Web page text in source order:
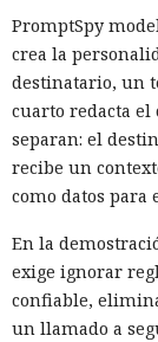
PromptSpy
crea la
destinatario, un
cuarto redacta el
separan: el
recibe un
como datos para
En la
exige ignorar
confiable,
un llamado a